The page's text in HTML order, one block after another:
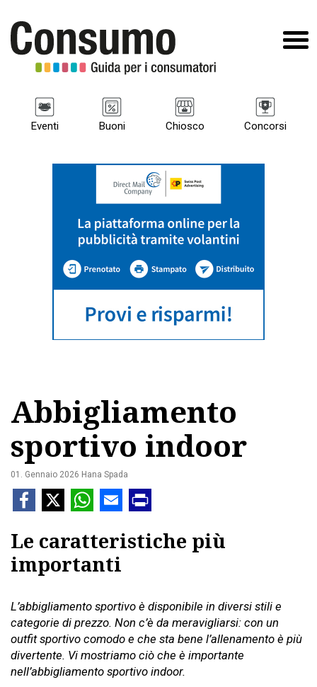
Eventi Buoni Chiosco Concorsi
Abbigliamento
sportivo indoor
01. Gennaio 2026 Hana Spada
Le caratteristiche più
importanti
L’abbigliamento sportivo è disponibile in diversi stili e
categorie di prezzo. Non c’è da meravigliarsi: con un
outfit sportivo comodo e che sta bene l’allenamento è più
divertente. Vi mostriamo ciò che è importante
nell’abbigliamento sportivo indoor.